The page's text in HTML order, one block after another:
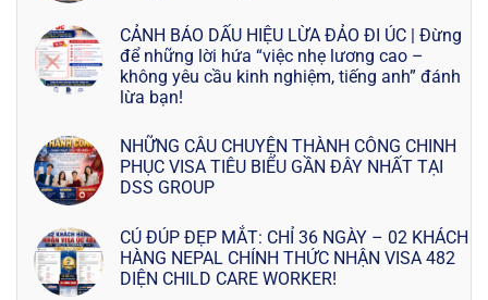
CẢNH BÁO DẤU HIỆU LỪA ĐẢO ĐI ÚC | Đừng
để những lời hứa “việc nhẹ lương cao –
không yêu cầu kinh nghiệm, tiếng anh” đánh
lừa bạn!
NHỮNG CÂU CHUYỆN THÀNH CÔNG CHINH
PHỤC VISA TIÊU BIỂU GẦN ĐÂY NHẤT TẠI
DSS GROUP
CÚ ĐÚP ĐẸP MẮT: CHỈ 36 NGÀY – 02 KHÁCH
HÀNG NEPAL CHÍNH THỨC NHẬN VISA 482
DIỆN CHILD CARE WORKER!